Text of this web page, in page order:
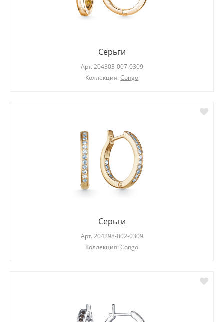
Серьги
Арт. 204303-007-0309
Коллекция: Congo
Серьги
Арт. 204298-002-0309
Коллекция: Congo